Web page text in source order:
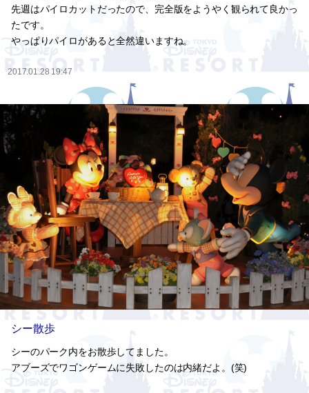
先週はパイロカットだったので、完全版をようやく観られて良かっ
たです。
やっぱりパイロがあると全然違いますね。
2017.01.28 19:47
シー散歩
シーのパーク内をお散歩してました。
アブーズでワゴンゲームに失敗したのは内緒だよ。(笑)